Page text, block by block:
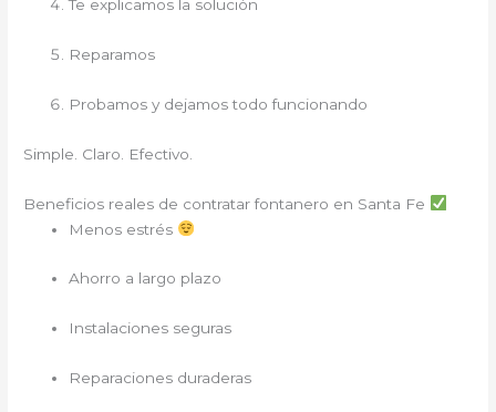
Te explicamos la solución
Reparamos
Probamos y dejamos todo funcionando
Simple. Claro. Efectivo.
Beneficios reales de contratar fontanero en Santa Fe
Menos estrés
Ahorro a largo plazo
Instalaciones seguras
Reparaciones duraderas